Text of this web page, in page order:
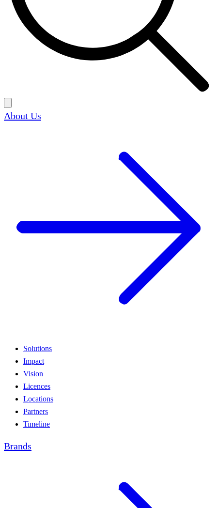
About Us
Solutions
Impact
Vision
Licences
Locations
Partners
Timeline
Brands